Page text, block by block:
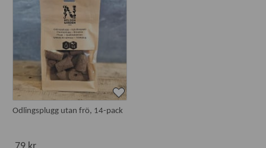
Odlingsplugg utan frö, 14-pack